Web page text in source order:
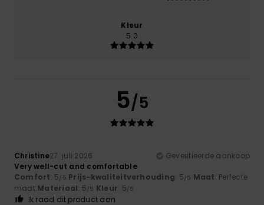
Kleur
5.0
5/5
Christine27. juli 2026
Geverifieerde aankoop
Very well-cut and comfortable
Comfort: 5/5 Prijs-kwaliteitverhouding: 5/5 Maat: Perfecte
maat Materiaal: 5/5 Kleur: 5/5
Ik raad dit product aan